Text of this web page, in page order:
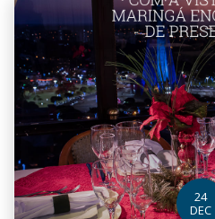
24
DEC